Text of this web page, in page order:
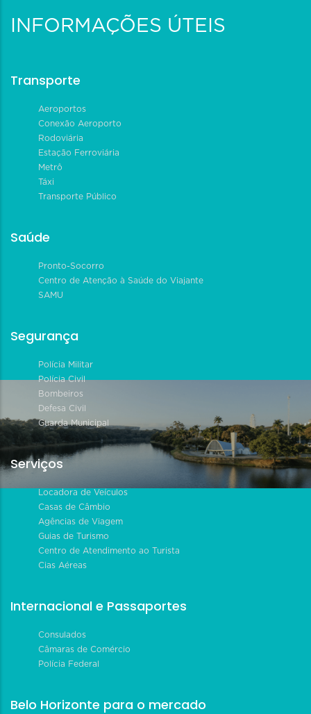
INFORMAÇÕES ÚTEIS
Transporte
Aeroportos
Conexão Aeroporto
Rodoviária
Estação Ferroviária
Metrô
Táxi
Transporte Público
Saúde
Pronto-Socorro
Centro de Atenção à Saúde do Viajante
SAMU
Segurança
Polícia Militar
Polícia Civil
Bombeiros
Defesa Civil
Guarda Municipal
Serviços
Locadora de Veículos
Casas de Câmbio
Agências de Viagem
Guias de Turismo
Centro de Atendimento ao Turista
Cias Aéreas
Internacional e Passaportes
Consulados
Câmaras de Comércio
Polícia Federal
Belo Horizonte para o mercado